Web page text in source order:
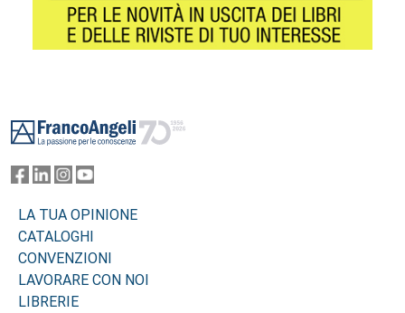
LA TUA OPINIONE
CATALOGHI
CONVENZIONI
LAVORARE CON NOI
LIBRERIE